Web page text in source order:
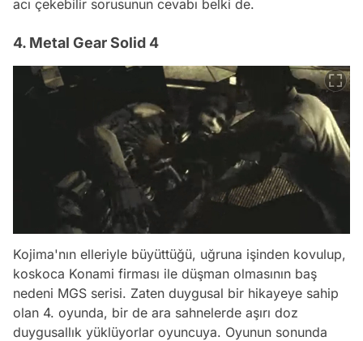
acı çekebilir sorusunun cevabı belki de.
4. Metal Gear Solid 4
Kojima'nın elleriyle büyüttüğü, uğruna işinden kovulup,
koskoca Konami firması ile düşman olmasının baş
nedeni MGS serisi. Zaten duygusal bir hikayeye sahip
olan 4. oyunda, bir de ara sahnelerde aşırı doz
duygusallık yüklüyorlar oyuncuya. Oyunun sonunda